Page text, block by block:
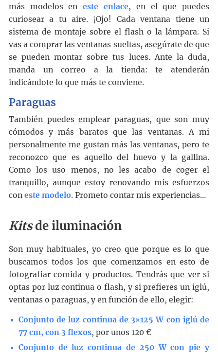
más modelos eneste enlace, en el que puedes
curiosear a tu aire. ¡Ojo! Cada ventana tiene un
sistema de montaje sobre el flash o la lámpara. Si
vas a comprar las ventanas sueltas, asegúrate de que
se pueden montar sobre tus luces. Ante la duda,
manda un correo a la tienda: te atenderán
indicándote lo que más te conviene.
Paraguas
También puedes emplear paraguas, que son muy
cómodos y más baratos que las ventanas. A mi
personalmente me gustan más las ventanas, pero te
reconozco que es aquello del huevo y la gallina.
Como los uso menos, no les acabo de coger el
tranquillo, aunque estoy renovando mis esfuerzos
con este modelo. Prometo contar mis experiencias…
Kitsde iluminación
Son muy habituales, yo creo que porque es lo que
buscamos todos los que comenzamos en esto de
fotografiar comida y productos. Tendrás que ver si
optas por luz continua o flash, y si prefieres un iglú,
ventanas o paraguas, y en función de ello, elegir:
Conjunto de luz continua de 3×125 W con iglú de
77 cm, con 3 flexos, por unos 120 €
Conjunto de luz continua de 250 W con pie y